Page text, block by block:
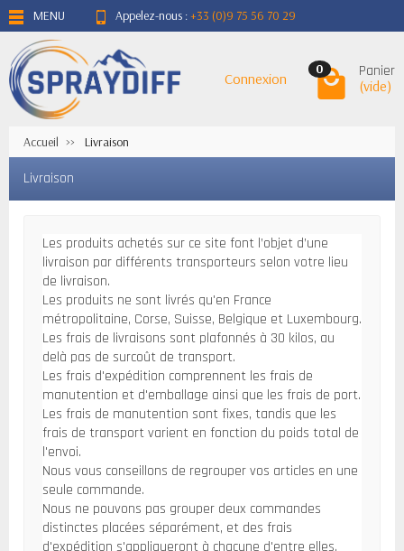
MENU Appelez-nous :+33 (0)9 75 56 70 29
Connexion
0 Panier
(vide)
Accueil Livraison
Livraison
Les produits achetés sur ce site font l’objet d’une
livraison par différents transporteurs selon votre lieu
de livraison.
Les produits ne sont livrés qu'en France
métropolitaine, Corse, Suisse, Belgique et Luxembourg.
Les frais de livraisons sont plafonnés à 30 kilos, au
delà pas de surcoût de transport.
Les frais d'expédition comprennent les frais de
manutention et d'emballage ainsi que les frais de port.
Les frais de manutention sont fixes, tandis que les
frais de transport varient en fonction du poids total de
l'envoi.
Nous vous conseillons de regrouper vos articles en une
seule commande.
Nous ne pouvons pas grouper deux commandes
distinctes placées séparément, et des frais
d'expédition s'appliqueront à chacune d'entre elles.